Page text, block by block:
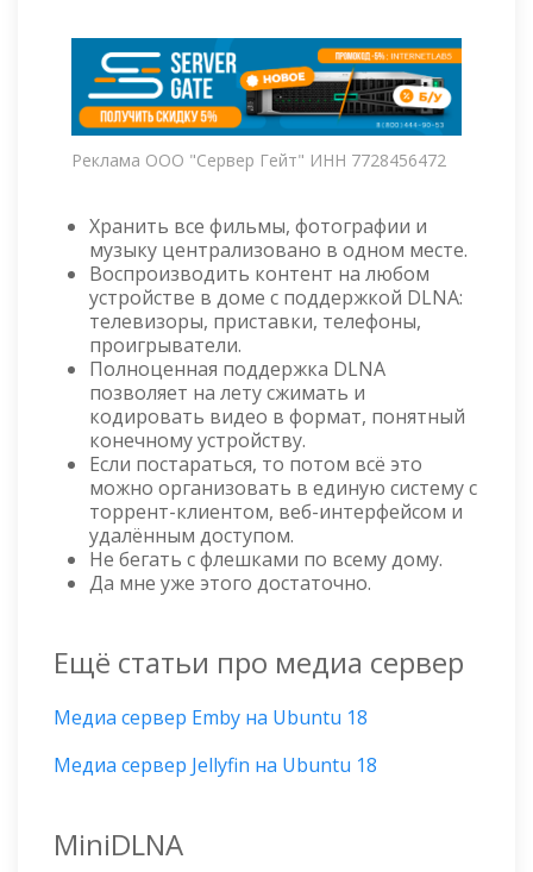
Реклама ООО "Сервер Гейт" ИНН 7728456472
Хранить все фильмы, фотографии и
музыку централизовано в одном месте.
Воспроизводить контент на любом
устройстве в доме с поддержкой DLNA:
телевизоры, приставки, телефоны,
проигрыватели.
Полноценная поддержка DLNA
позволяет на лету сжимать и
кодировать видео в формат, понятный
конечному устройству.
Если постараться, то потом всё это
можно организовать в единую систему с
торрент-клиентом, веб-интерфейсом и
удалённым доступом.
Не бегать с флешками по всему дому.
Да мне уже этого достаточно.
Ещё статьи про медиа сервер
Медиа сервер Emby на Ubuntu 18
Медиа сервер Jellyfin на Ubuntu 18
MiniDLNA